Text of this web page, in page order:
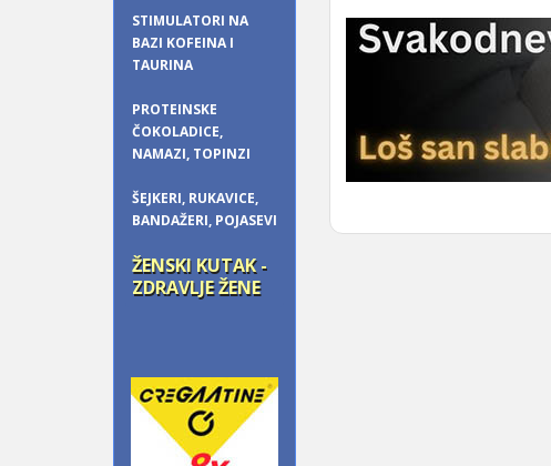
STIMULATORI NA
BAZI KOFEINA I
TAURINA
PROTEINSKE
ČOKOLADICE,
NAMAZI, TOPINZI
ŠEJKERI, RUKAVICE,
BANDAŽERI, POJASEVI
ŽENSKI KUTAK -
ZDRAVLJE ŽENE